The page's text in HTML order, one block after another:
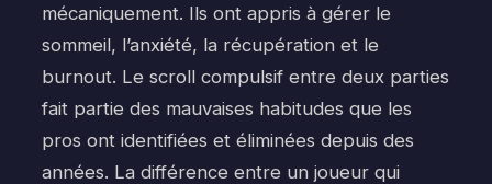
mécaniquement. Ils ont appris à gérer le
sommeil, l’anxiété, la récupération et le
burnout. Le scroll compulsif entre deux parties
fait partie des mauvaises habitudes que les
pros ont identifiées et éliminées depuis des
années. La différence entre un joueur qui